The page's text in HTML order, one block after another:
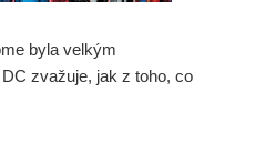
byla velkým
zvažuje, jak z toho, co